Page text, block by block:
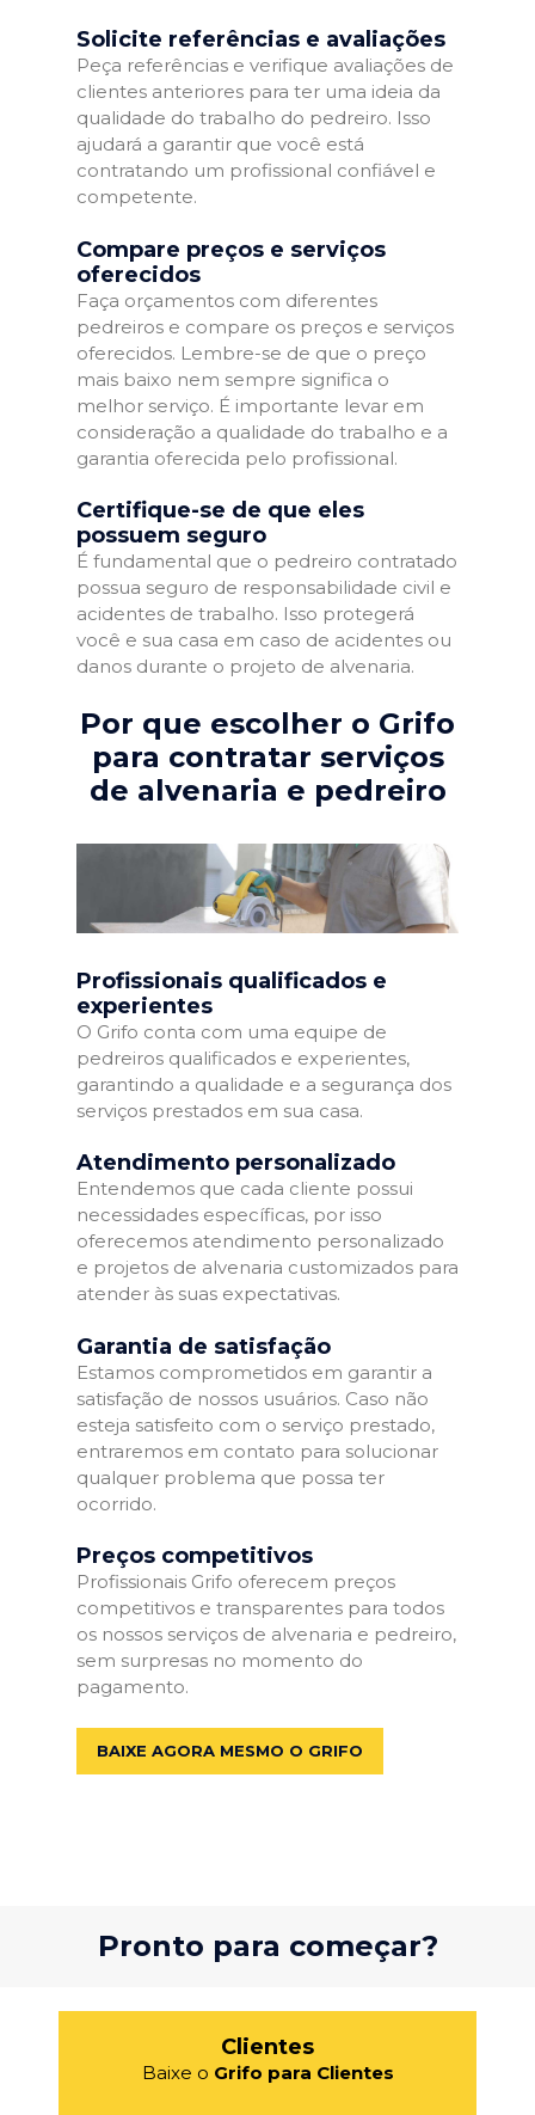
Solicite referências e avaliações
Peça referências e verifique avaliações de
clientes anteriores para ter uma ideia da
qualidade do trabalho do pedreiro. Isso
ajudará a garantir que você está
contratando um profissional confiável e
competente.
Compare preços e serviços
oferecidos
Faça orçamentos com diferentes
pedreiros e compare os preços e serviços
oferecidos. Lembre-se de que o preço
mais baixo nem sempre significa o
melhor serviço. É importante levar em
consideração a qualidade do trabalho e a
garantia oferecida pelo profissional.
Certifique-se de que eles
possuem seguro
É fundamental que o pedreiro contratado
possua seguro de responsabilidade civil e
acidentes de trabalho. Isso protegerá
você e sua casa em caso de acidentes ou
danos durante o projeto de alvenaria.
Por que escolher o Grifo
para contratar serviços
de alvenaria e pedreiro
Profissionais qualificados e
experientes
O Grifo conta com uma equipe de
pedreiros qualificados e experientes,
garantindo a qualidade e a segurança dos
serviços prestados em sua casa.
Atendimento personalizado
Entendemos que cada cliente possui
necessidades específicas, por isso
oferecemos atendimento personalizado
e projetos de alvenaria customizados para
atender às suas expectativas.
Garantia de satisfação
Estamos comprometidos em garantir a
satisfação de nossos usuários. Caso não
esteja satisfeito com o serviço prestado,
entraremos em contato para solucionar
qualquer problema que possa ter
ocorrido.
Preços competitivos
Profissionais Grifo oferecem preços
competitivos e transparentes para todos
os nossos serviços de alvenaria e pedreiro,
sem surpresas no momento do
pagamento.
BAIXE AGORA MESMO O GRIFO
Pronto para começar?
Clientes
Baixe o Grifo para Clientes